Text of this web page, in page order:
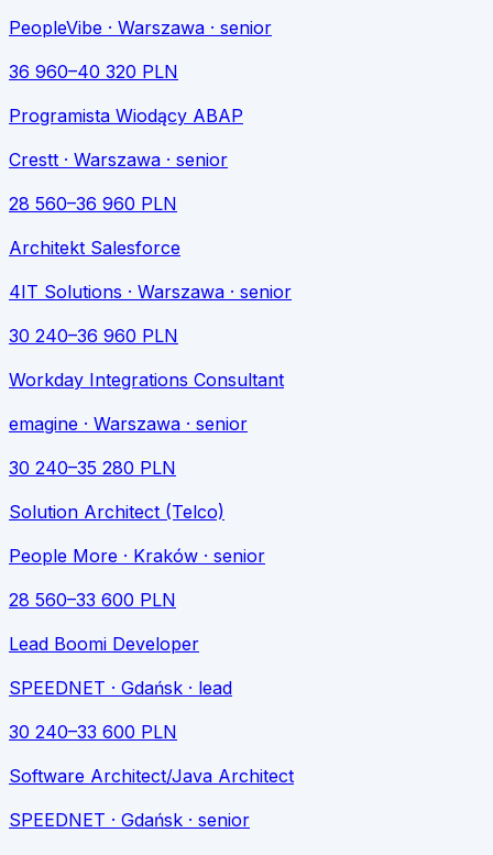
PeopleVibe · Warszawa · senior
36 960–40 320 PLN
Programista Wiodący ABAP
Crestt · Warszawa · senior
28 560–36 960 PLN
Architekt Salesforce
4IT Solutions · Warszawa · senior
30 240–36 960 PLN
Workday Integrations Consultant
emagine · Warszawa · senior
30 240–35 280 PLN
Solution Architect (Telco)
People More · Kraków · senior
28 560–33 600 PLN
Lead Boomi Developer
SPEEDNET · Gdańsk · lead
30 240–33 600 PLN
Software Architect/Java Architect
SPEEDNET · Gdańsk · senior